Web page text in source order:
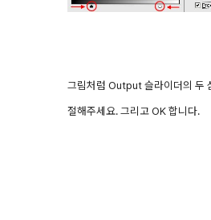
그림처럼 Output 슬라이더의 두
절해주세요. 그리고 OK 합니다.